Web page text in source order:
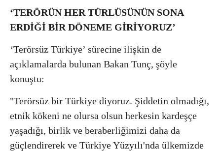
‘TERÖRÜN HER TÜRLÜSÜNÜN SONA
ERDİĞİ BİR DÖNEME GİRİYORUZ’
‘Terörsüz Türkiye’ sürecine ilişkin de
açıklamalarda bulunan Bakan Tunç, şöyle
konuştu:
"Terörsüz bir Türkiye diyoruz. Şiddetin olmadığı,
etnik kökeni ne olursa olsun herkesin kardeşçe
yaşadığı, birlik ve beraberliğimizi daha da
güçlendirerek ve Türkiye Yüzyılı'nda ülkemizde